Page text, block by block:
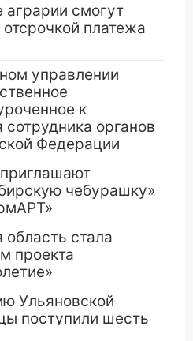
аграрии смогут
платежа
управлении
к
органов
Федерации
чебурашку»
область стала
проекта
Ульяновской
поступили шесть